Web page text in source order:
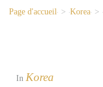
Page d'accueil > Korea >
In Korea